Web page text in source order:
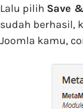
Lalu pilih Save
sudah berhasil,
Joomla kamu,